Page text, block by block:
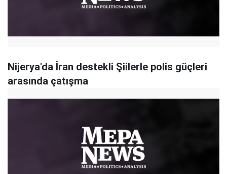
Nijerya'da İran destekli Şiilerle polis güçleri
arasında çatışma